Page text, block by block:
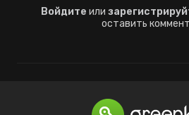
Войдите или
оставить